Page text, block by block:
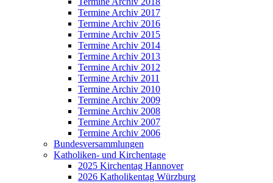
Termine Archiv 2017
Termine Archiv 2016
Termine Archiv 2015
Termine Archiv 2014
Termine Archiv 2013
Termine Archiv 2012
Termine Archiv 2011
Termine Archiv 2010
Termine Archiv 2009
Termine Archiv 2008
Termine Archiv 2007
Termine Archiv 2006
Bundesversammlungen
Katholiken- und Kirchentage
2025 Kirchentag Hannover
2026 Katholikentag Würzburg